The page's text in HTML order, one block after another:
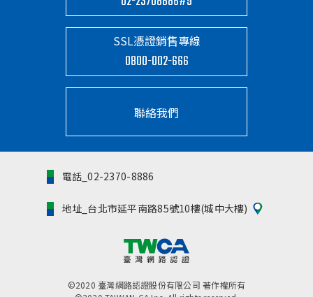
SSL憑證銷售專線
0800-002-666
聯絡我們
電話_02-2370-8886
地址_台北市延平南路85號10樓(城中大樓)
©2020 臺灣網路認證股份有限公司 著作權所有